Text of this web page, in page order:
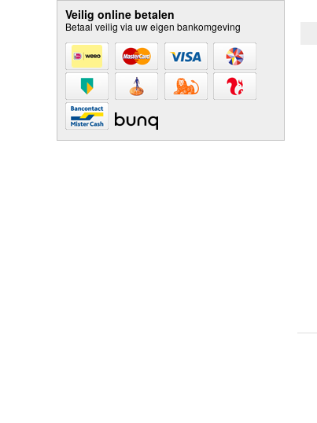
Veilig online betalen
Betaal veilig via uw eigen bankomgeving